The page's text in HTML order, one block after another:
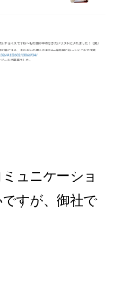
ュニケーショ
すが、御社で